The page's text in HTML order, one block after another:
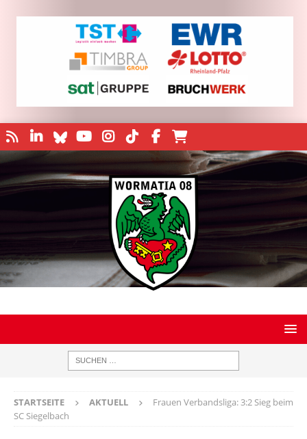
STARTSEITE AKTUELL
Frauen Verbandsliga: 3:2 Sieg beim
SC Siegelbach